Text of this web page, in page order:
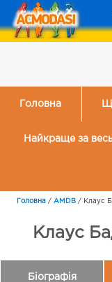
Головна
Найкраще за
Головна / AMDB / Клаус
Клаус
Біографія